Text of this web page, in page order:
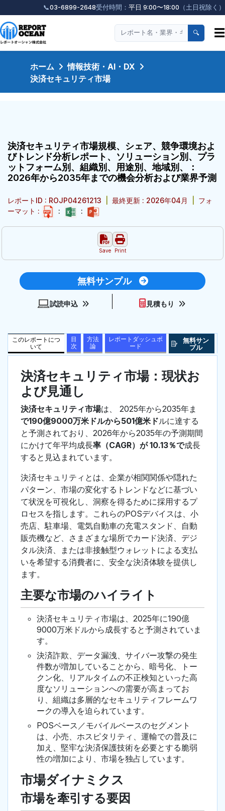
📞03-6899-2648受付時間： 平日 9:00〜18:00 （土日祝除く）
🔍 ☰
ホーム
情報技術・AI・DX
決済セキュリティ市場
決済セキュリティ市場規模、シェア、競争環境およ
びトレンド分析レポート、ソリューション別、プラ
ットフォーム別、組織別、用途別、地域別、：
2026年から2035年までの機会分析および業界予測
レポートID : ROJP04261213 最終更新 : 2026年04月
フォ
ーマット :
: :
Save Print
無料サンプル
試読申込 見積もり
このレポートにつ
いて
目
次
方法
論
レポートダッシュボ
ード
無料サン
プル
決済セキュリティ市場：現状お
よび見通し
決済セキュリティ市場は、 2025年から2035年ま
で190億9000万米ドルから501億米ドルに達する
と予測されており、2026年から2035年の予測期間
にかけて年平均成長率（CAGR）が 10.13％で成長
すると見込まれています。
決済セキュリティとは、企業が相関関係や隠れた
パターン、市場の変化するトレンドなどに基づい
て状況を可視化し、洞察を得るために採用するプ
ロセスを指します。これらのPOSデバイスは、小
売店、駐車場、電気自動車の充電スタンド、自動
販売機など、さまざまな場所でカード決済、デジ
タル決済、または非接触型ウォレットによる支払
いを希望する消費者に、安全な決済体験を提供し
ます。
主要な市場のハイライト
決済セキュリティ市場は、2025年に190億
9000万米ドルから成長すると予測されていま
す。
決済詐欺、データ漏洩、サイバー攻撃の発生
件数が増加していることから、暗号化、トー
クン化、リアルタイムの不正検知といった高
度なソリューションへの需要が高まってお
り、組織は多層的なセキュリティフレームワ
ークの導入を迫られています。
POSベース／モバイルベースのセグメント
は、小売、ホスピタリティ、運輸での普及に
加え、堅牢な決済保護技術を必要とする脆弱
性の増加により、市場を独占しています。
市場ダイナミクス
市場を牽引する要因